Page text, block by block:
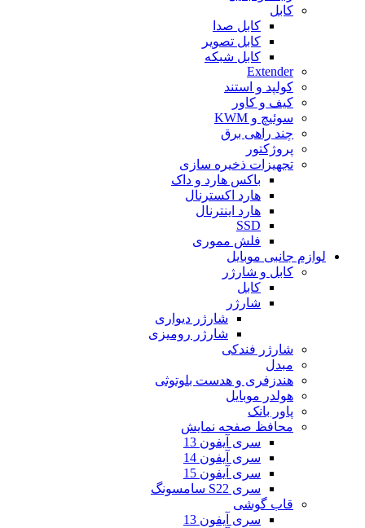
کابل
کابل صدا
کابل تصویر
کابل شبکه
Extender
کولپد و استند
کیف و کاور
سوئیچ و KWM
چند راهی برق
پروژکتور
تجهیزات ذخیره سازی
باکس هارد و داک
هارد اکسترنال
هارد اینترنال
SSD
فلش مموری
لوازم جانبی موبایل
کابل و شارژر
کابل
شارژر
شارژر دیواری
شارژر رومیزی
شارژر فندکی
مبدل
هندزفری و هدست بلوتوثی
هولدر موبایل
پاور بانک
محافظ صفحه نمایش
سری آیفون 13
سری آیفون 14
سری آیفون 15
سری S22 سامسونگ
قاب گوشی
سری آیفون 13